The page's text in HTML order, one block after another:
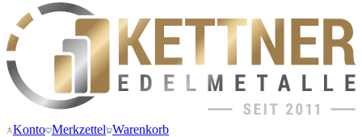
Konto Merkzettel Warenkorb